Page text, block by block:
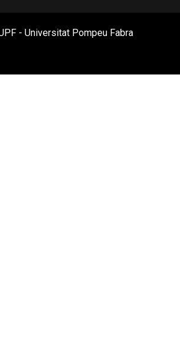
- Universitat Pompeu Fabra